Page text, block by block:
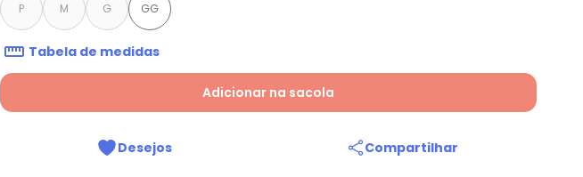
P M G GG
Tabela de medidas
Adicionar na sacola
Desejos Compartilhar